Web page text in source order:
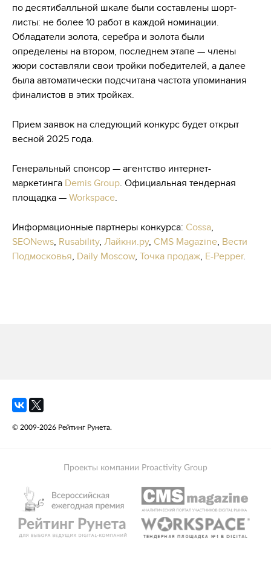
по десятибалльной шкале были составлены шорт-
листы: не более 10 работ в каждой номинации.
Обладатели золота, серебра и золота были
определены на втором, последнем этапе — члены
жюри составляли свои тройки победителей, а далее
была автоматически подсчитана частота упоминания
финалистов в этих тройках.
Прием заявок на следующий конкурс будет открыт
весной 2025 года.
Генеральный спонсор — агентство интернет-
маркетинга Demis Group. Официальная тендерная
площадка — Workspace.
Информационные партнеры конкурса: Cossa,
SEONews, Rusability, Лайкни.ру, CMS Magazine, Вести
Подмосковья, Daily Moscow, Точка продаж, E-Pepper.
© 2009-2026 Рейтинг Рунета.
Проекты компании Proactivity Group